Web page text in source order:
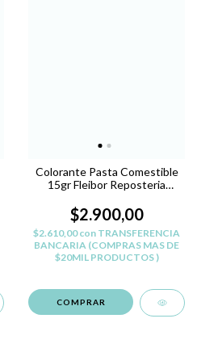
Colorante Pasta Comestible
15gr Fleibor Reposteria
$2.900,00
$2.610,00con TRANSFERENCIA
BANCARIA (COMPRAS MAS DE
$20MIL PRODUCTOS )